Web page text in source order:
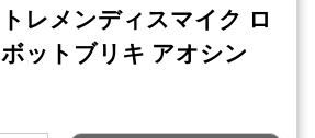
トレメンディスマイク ロ
ボットブリキ アオシン